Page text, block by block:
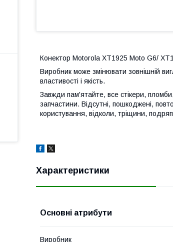
Конектор Motorola XT1925 Moto G6/
Виробник може змінювати зовнішній
властивості і якість.
Завжди пам'ятайте, все стікери, пломби,
запчастини. Відсутні, пошкоджені,
користування, відколи, тріщини,
Характеристики
Основні атрибути
Виробник